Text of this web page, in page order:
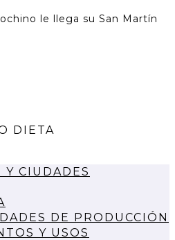
le llega su San Martín
DIETA
Y CIUDADES
DE PRODUCCIÓN
Y USOS